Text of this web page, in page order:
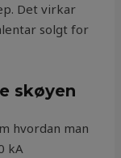
Det virkar
solgt for
skøyen
hvordan man
kA